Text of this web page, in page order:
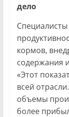
дело
кормов,
содержания
«Этот
всей
объемы
более